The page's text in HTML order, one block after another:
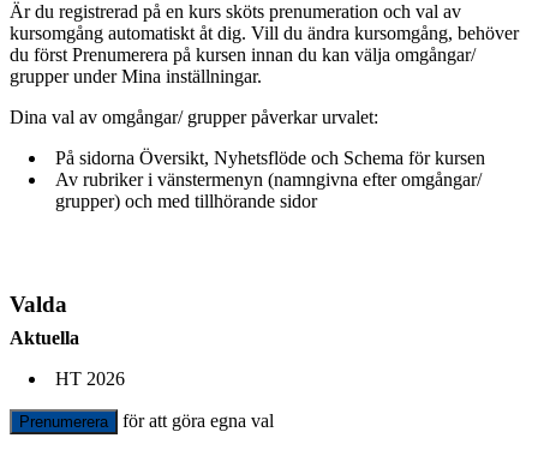
Är du registrerad på en kurs sköts prenumeration och val av
kursomgång automatiskt åt dig. Vill du ändra kursomgång, behöver
du först Prenumerera på kursen innan du kan välja omgångar/
grupper under Mina inställningar.
Dina val av omgångar/ grupper påverkar urvalet:
På sidorna Översikt, Nyhetsflöde och Schema för kursen
Av rubriker i vänstermenyn (namngivna efter omgångar/
grupper) och med tillhörande sidor
Valda
Aktuella
HT 2026
Prenumerera för att göra egna val